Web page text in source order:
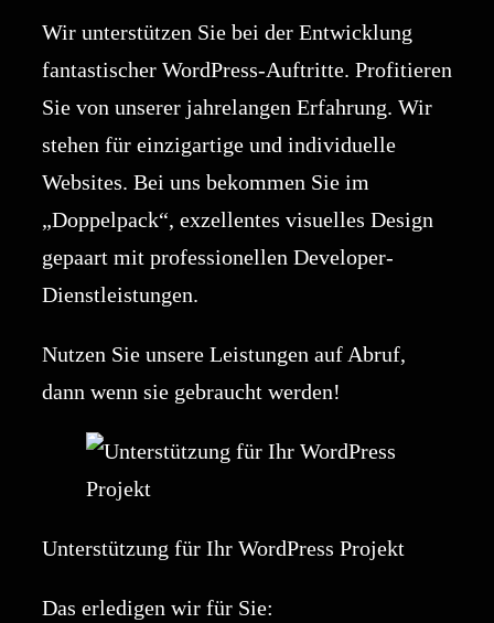
Wir unterstützen Sie bei der Entwicklung
fantastischer WordPress-Auftritte. Profitieren
Sie von unserer jahrelangen Erfahrung. Wir
stehen für einzigartige und individuelle
Websites. Bei uns bekommen Sie im
„Doppelpack“, exzellentes visuelles Design
gepaart mit professionellen Developer-
Dienstleistungen.
Nutzen Sie unsere Leistungen auf Abruf,
dann wenn sie gebraucht werden!
Unterstützung für Ihr WordPress Projekt
Das erledigen wir für Sie: